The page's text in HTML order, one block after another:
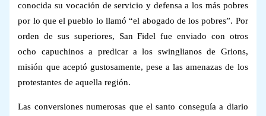
conocida su vocación de servicio y defensa a los más pobres
por lo que el pueblo lo llamó “el abogado de los pobres”. Por
orden de sus superiores, San Fidel fue enviado con otros
ocho capuchinos a predicar a los swinglianos de Grions,
misión que aceptó gustosamente, pese a las amenazas de los
protestantes de aquella región.
Las conversiones numerosas que el santo conseguía a diario